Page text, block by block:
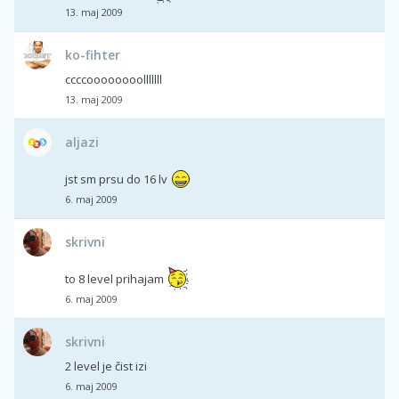
13. maj 2009
ko-fihter
ccccoooooooolllllll
13. maj 2009
aljazi
jst sm prsu do 16 lv
6. maj 2009
skrivni
to 8 level prihajam
6. maj 2009
skrivni
2 level je čist izi
6. maj 2009